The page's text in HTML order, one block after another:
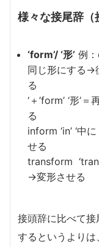
様々な接尾辞（
‘form’/ ‘形’ 例：
同じ形にする→
る
‘＋’form’ ‘形’
inform ‘in’ ‘中
transform
→変形させる
接頭辞に比べて
するというより